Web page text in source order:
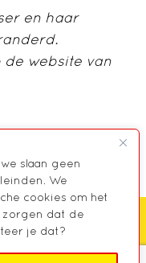
slaan geen
We
cookies om het
zorgen dat de
je dat?
en haar
website van
Zoeken